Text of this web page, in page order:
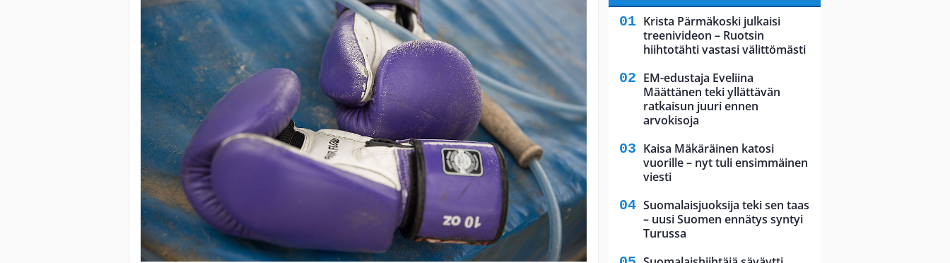
Krista Pärmäkoski julkaisi
treenivideon – Ruotsin
hiihtotähti vastasi välittömästi
EM-edustaja Eveliina
Määttänen teki yllättävän
ratkaisun juuri ennen
arvokisoja
Kaisa Mäkäräinen katosi
vuorille – nyt tuli ensimmäinen
viesti
Suomalaisjuoksija teki sen taas
– uusi Suomen ennätys syntyi
Turussa